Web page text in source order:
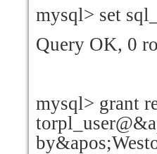
mysql> set
Query OK, 0
mysql> grant